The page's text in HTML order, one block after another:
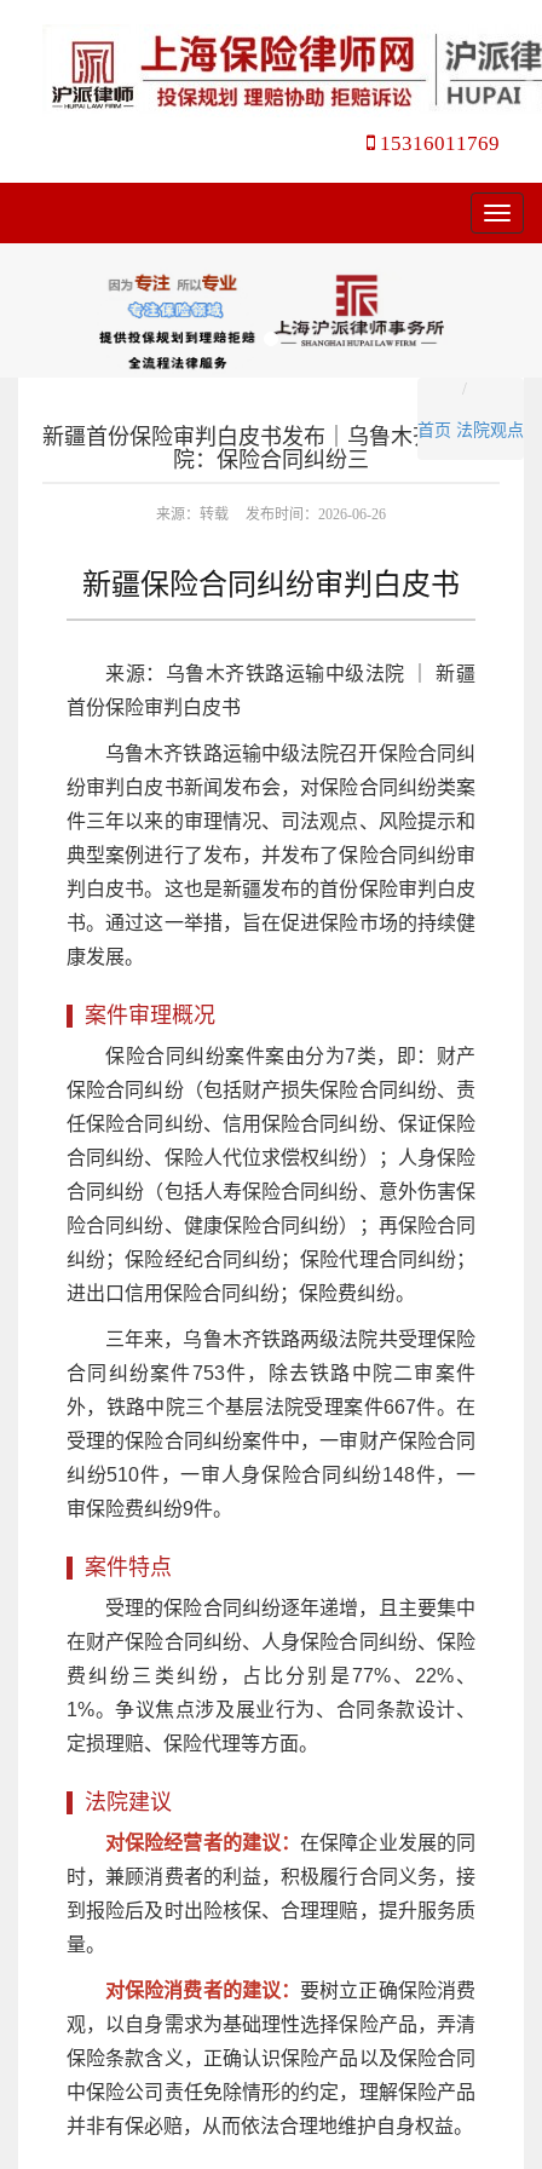
15316011769
菜
单
首页 法院观点
新疆首份保险审判白皮书发布｜乌鲁木齐铁路中
院：保险合同纠纷三
来源：转载 发布时间：2026-06-26
新疆保险合同纠纷审判白皮书
来源：乌鲁木齐铁路运输中级法院 ｜ 新疆
首份保险审判白皮书
乌鲁木齐铁路运输中级法院召开保险合同纠
纷审判白皮书新闻发布会，对保险合同纠纷类案
件三年以来的审理情况、司法观点、风险提示和
典型案例进行了发布，并发布了保险合同纠纷审
判白皮书。这也是新疆发布的首份保险审判白皮
书。通过这一举措，旨在促进保险市场的持续健
康发展。
案件审理概况
保险合同纠纷案件案由分为7类，即：财产
保险合同纠纷（包括财产损失保险合同纠纷、责
任保险合同纠纷、信用保险合同纠纷、保证保险
合同纠纷、保险人代位求偿权纠纷）；人身保险
合同纠纷（包括人寿保险合同纠纷、意外伤害保
险合同纠纷、健康保险合同纠纷）；再保险合同
纠纷；保险经纪合同纠纷；保险代理合同纠纷；
进出口信用保险合同纠纷；保险费纠纷。
三年来，乌鲁木齐铁路两级法院共受理保险
合同纠纷案件753件，除去铁路中院二审案件
外，铁路中院三个基层法院受理案件667件。在
受理的保险合同纠纷案件中，一审财产保险合同
纠纷510件，一审人身保险合同纠纷148件，一
审保险费纠纷9件。
案件特点
受理的保险合同纠纷逐年递增，且主要集中
在财产保险合同纠纷、人身保险合同纠纷、保险
费纠纷三类纠纷，占比分别是77%、22%、
1%。争议焦点涉及展业行为、合同条款设计、
定损理赔、保险代理等方面。
法院建议
对保险经营者的建议：在保障企业发展的同
时，兼顾消费者的利益，积极履行合同义务，接
到报险后及时出险核保、合理理赔，提升服务质
量。
对保险消费者的建议：要树立正确保险消费
观，以自身需求为基础理性选择保险产品，弄清
保险条款含义，正确认识保险产品以及保险合同
中保险公司责任免除情形的约定，理解保险产品
并非有保必赔，从而依法合理地维护自身权益。